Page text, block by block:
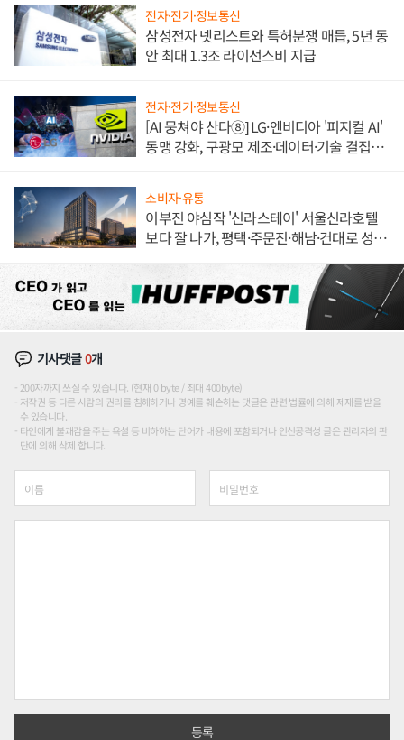
전자·전기·정보통신
삼성전자 넷리스트와 특허분쟁 매듭, 5년 동
안 최대 1.3조 라이선스비 지급
전자·전기·정보통신
[AI 뭉쳐야 산다⑧] LG·엔비디아 '피지컬 AI'
동맹 강화, 구광모 제조·데이터·기술 결집
소비자·유통
이부진 야심작 '신라스테이' 서울신라호텔
보다 잘 나가, 평택·주문진·해남·건대로 성
기사댓글0개
200자까지 쓰실 수 있습니다. (현재 0 byte / 최대 400byte)
저작권 등 다른 사람의 권리를 침해하거나 명예를 훼손하는 댓글은 관련 법률에 의해 제재를 받을
수 있습니다.
타인에게 불쾌감을 주는 욕설 등 비하하는 단어가 내용에 포함되거나 인신공격성 글은 관리자의 판
단에 의해 삭제 합니다.